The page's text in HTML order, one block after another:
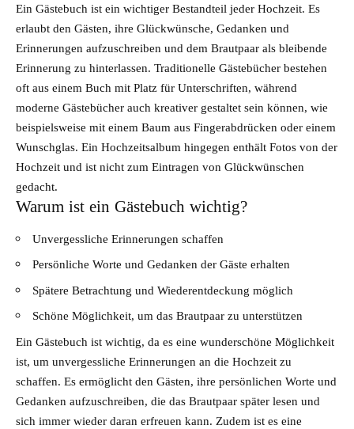
Ein Gästebuch ist ein wichtiger Bestandteil jeder Hochzeit. Es
erlaubt den Gästen, ihre Glückwünsche, Gedanken und
Erinnerungen aufzuschreiben und dem Brautpaar als bleibende
Erinnerung zu hinterlassen. Traditionelle Gästebücher bestehen
oft aus einem Buch mit Platz für Unterschriften, während
moderne Gästebücher auch kreativer gestaltet sein können, wie
beispielsweise mit einem Baum aus Fingerabdrücken oder einem
Wunschglas. Ein Hochzeitsalbum hingegen enthält Fotos von der
Hochzeit und ist nicht zum Eintragen von Glückwünschen
gedacht.
Warum ist ein Gästebuch wichtig?
Unvergessliche Erinnerungen schaffen
Persönliche Worte und Gedanken der Gäste erhalten
Spätere Betrachtung und Wiederentdeckung möglich
Schöne Möglichkeit, um das Brautpaar zu unterstützen
Ein Gästebuch ist wichtig, da es eine wunderschöne Möglichkeit
ist, um unvergessliche Erinnerungen an die Hochzeit zu
schaffen. Es ermöglicht den Gästen, ihre persönlichen Worte und
Gedanken aufzuschreiben, die das Brautpaar später lesen und
sich immer wieder daran erfreuen kann. Zudem ist es eine